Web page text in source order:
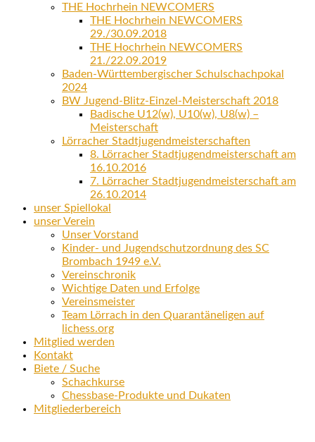
THE Hochrhein NEWCOMERS
THE Hochrhein NEWCOMERS
29./30.09.2018
THE Hochrhein NEWCOMERS
21./22.09.2019
Baden-Württembergischer Schulschachpokal
2024
BW Jugend-Blitz-Einzel-Meisterschaft 2018
Badische U12(w), U10(w), U8(w) –
Meisterschaft
Lörracher Stadtjugendmeisterschaften
8. Lörracher Stadtjugendmeisterschaft am
16.10.2016
7. Lörracher Stadtjugendmeisterschaft am
26.10.2014
unser Spiellokal
unser Verein
Unser Vorstand
Kinder- und Jugendschutzordnung des SC
Brombach 1949 e.V.
Vereinschronik
Wichtige Daten und Erfolge
Vereinsmeister
Team Lörrach in den Quarantäneligen auf
lichess.org
Mitglied werden
Kontakt
Biete / Suche
Schachkurse
Chessbase-Produkte und Dukaten
Mitgliederbereich